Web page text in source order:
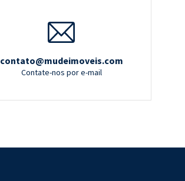
contato@mudeimoveis.com
Contate-nos por e-mail